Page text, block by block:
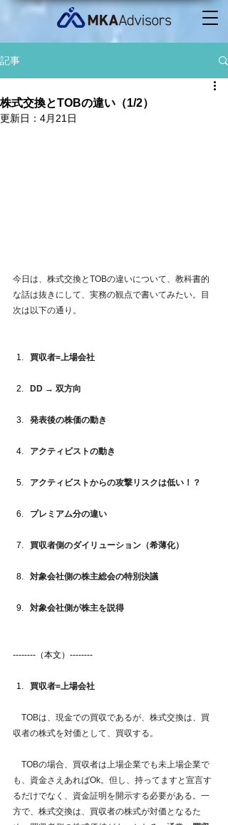
記事
株式交換とTOBの違い（1/2）
更新日： 4月21日
今日は、株式交換とTOBの違いについて、教科書的
な話は抜きにして、実務の観点で書いてみたい。目
次は以下の通り。
買収者=上場会社
DD → 双方向
発表後の株価の動き
アクティビストの動き
アクティビストからの攻撃リスクは低い！？
プレミアム分の違い
買収者側のダイリューション（希薄化）
対象会社側の株主総会の特別決議
対象会社側が株主を説得
--------（本文）--------
買収者=上場会社
TOBは、現金での買収であるが、株式交換は、買
収者の株式を対価として、買収する。
TOBの場合、買収者は上場企業でも未上場企業で
も、資金さえあればOk。但し、持ってますと宣言す
るだけでなく、資金証明を開示する必要がある。一
方で、株式交換は、買収者の株式が対価となるた